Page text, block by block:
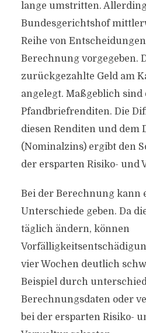
lange umstritten.
Bundesgerichtshof
Reihe von
Berechnung vorgegeben.
zurückgezahlte Geld am
angelegt. Maßgeblich
Pfandbriefrenditen. Die
diesen Renditen und dem
(Nominalzins) ergibt den
der ersparten Risiko- und
Bei der Berechnung kann
Unterschiede geben. Da
täglich ändern, können
vier Wochen deutlich
Beispiel durch
Berechnungsdaten oder
bei der ersparten Risiko-